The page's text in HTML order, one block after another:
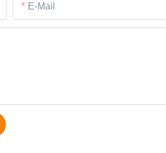
E-Mail